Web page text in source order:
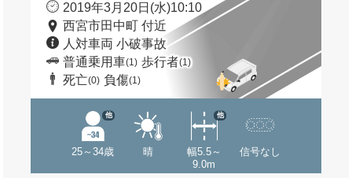
2019年3月20日(水)10:10
西宮市田中町 付近
人対車両 小破事故
普通乗用車(1) 歩行者(1)
死亡(0) 負傷(1)
25～34歳
他
晴
幅5.5～
9.0m
他
信号なし